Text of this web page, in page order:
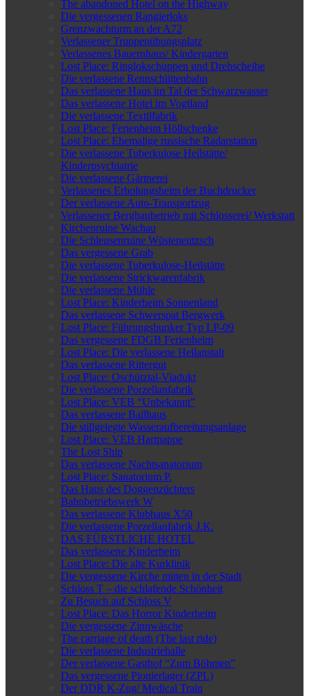
The abandoned Hotel on the Highway
Die vergessenen Rangierloks
Grenzwachturm an der A72
Verlassener Truppenübungsplatz
Verlassenes Bauernhaus/ Kindergarten
Lost Place: Ringlokschuppen und Drehscheibe
Die verlassene Rennschlittenbahn
Das verlassene Haus im Tal der Schwarzwasser
Das verlassene Hotel im Vogtland
Die verlassene Textilfabrik
Lost Place: Ferienheim Höllschenke
Lost Place: Ehemalige russische Radarstation
Die verlassene Tuberkulose Heilstätte/
Kinderpsychiatrie
Die verlassene Gärtnerei
Verlassenes Erholungsheim der Buchdrucker
Der verlassene Auto-Transportzug
Verlassener Bergbaubetrieb mit Schlosserei/ Werkstatt
Kirchenruine Wachau
Die Schleusenruine Wüsteneutzsch
Das vergessene Grab
Die verlassene Tuberkulose-Heilstätte
Die verlassene Strickwarenfabrik
Die verlassene Mühle
Lost Place: Kinderheim Sonnenland
Das verlassene Schwerspat Bergwerk
Lost Place: Führungsbunker Typ LP-09
Das vergessene FDGB Ferienheim
Lost Place: Die verlassene Heilanstalt
Das verlassene Rittergut
Lost Place: Oschütztal-Viadukt
Die verlassene Porzellanfabrik
Lost Place: VEB “Unbekannt”
Das verlassene Ballhaus
Die stillgelegte Wasseraufbereitungsanlage
Lost Place: VEB Hartpappe
The Lost Ship
Das verlassene Nachtsanatorium
Lost Place: Sanatorium P.
Das Haus des Doggenzüchters
Bahnbetriebswerk W
Das verlassene Klubhaus X50
Die verlassene Porzellanfabrik J.K.
DAS FÜRSTLICHE HOTEL
Das verlassene Kinderheim
Lost Place: Die alte Kurklinik
Die vergessene Kirche mitten in der Stadt
Schloss T – die schlafende Schönheit
Zu Besuch auf Schloss V
Lost Place: Das Horror Kinderheim
Die vergessene Zinnwäsche
The carriage of death (The last ride)
Die verlassene Industriehalle
Der verlassene Gasthof “Zum Böhmen”
Das vergessene Pionierlager (ZPL)
Der DDR K-Zug/ Medical Train